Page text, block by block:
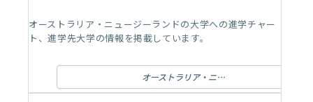
オーストラリア・ニュージーランドの大学への進学チャー
ト、進学先大学の情報を掲載しています。
オーストラリア・ニュージーランドへの進学